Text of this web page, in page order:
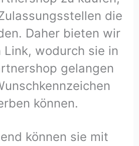
die
Daher bieten wir
Link, wodurch sie in
gelangen
können.
können sie mit